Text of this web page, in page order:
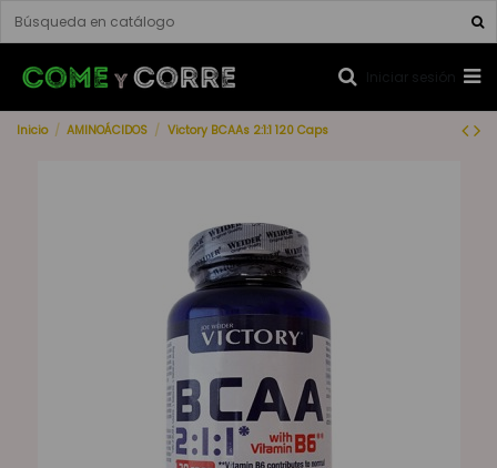
Iniciar sesión
Inicio AMINOÁCIDOS Victory BCAAs 2:1:1 120 Caps